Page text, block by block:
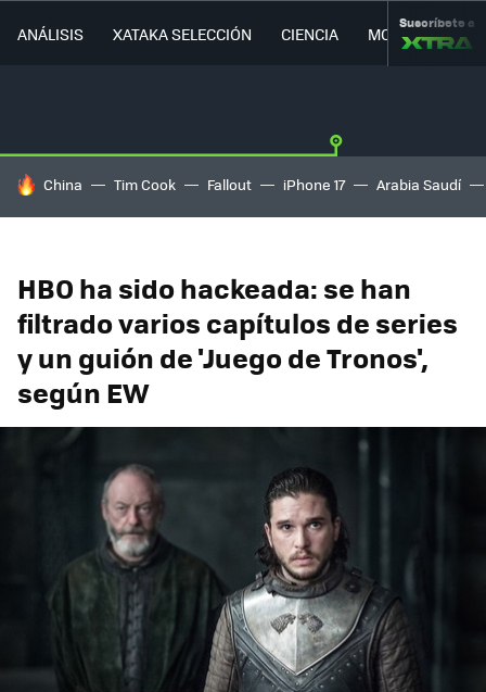
ANÁLISIS XATAKA SELECCIÓN CIENCIA MOVILIDAD
Suscríbete a
HOY SE HABLA DE
China Tim Cook Fallout iPhone 17 Arabia Saudí
HBO ha sido hackeada: se han
filtrado varios capítulos de series
y un guión de 'Juego de Tronos',
según EW